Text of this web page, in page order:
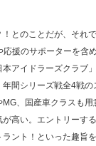
とのことだが、それ
援のサポーターを含
アイドラーズクラブ
間シリーズ戦全4戦の
、国産車クラスも
高い。エントリーす
ント！といった趣旨